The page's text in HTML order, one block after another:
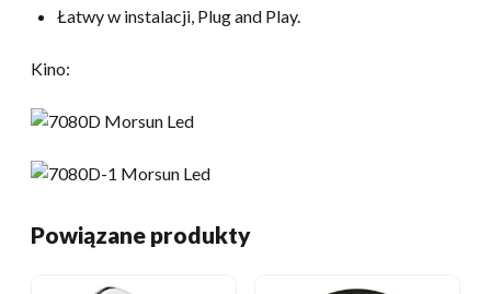
Łatwy w instalacji, Plug and Play.
Kino:
Powiązane produkty